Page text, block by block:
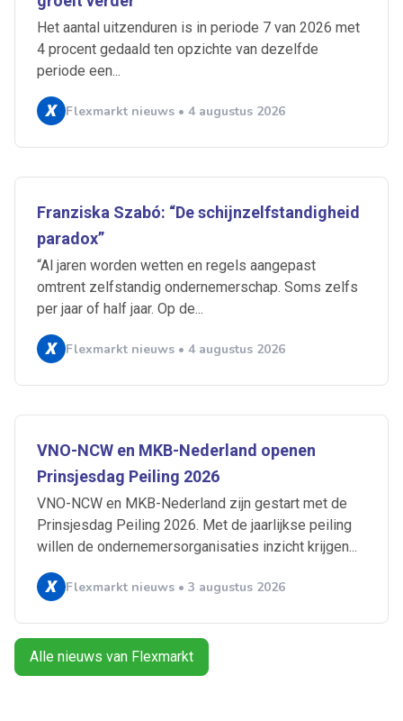
Het aantal uitzenduren is in periode 7 van 2026 met
4 procent gedaald ten opzichte van dezelfde
periode een...
Flexmarkt nieuws • 4 augustus 2026
Franziska Szabó: “De schijnzelfstandigheid
paradox”
“Al jaren worden wetten en regels aangepast
omtrent zelfstandig ondernemerschap. Soms zelfs
per jaar of half jaar. Op de...
Flexmarkt nieuws • 4 augustus 2026
VNO-NCW en MKB-Nederland openen
Prinsjesdag Peiling 2026
VNO-NCW en MKB-Nederland zijn gestart met de
Prinsjesdag Peiling 2026. Met de jaarlijkse peiling
willen de ondernemersorganisaties inzicht krijgen...
Flexmarkt nieuws • 3 augustus 2026
Alle nieuws van Flexmarkt
Ontvang vacatures direct in
je mailbox
Alerts ontvangen
Artikelen zoeken
Alles Ingezonden ABU
Bureau Cicero
Doorzaam
Flexmarkt Flexnieuws
NBBU
Normering Arbeid